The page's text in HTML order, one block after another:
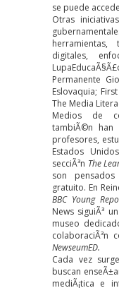
se puede
Otras
digitales,
Permanente
Eslovaquia;
The Media
Medios de
tambiÃ©n han
profesores,
Estados
secciÃ³n The
son
gratuito. En
BBC Young
News siguiÃ³
museo
colaboraciÃ³n
NewseumED.
Cada vez
buscan
mediÃ¡tica e